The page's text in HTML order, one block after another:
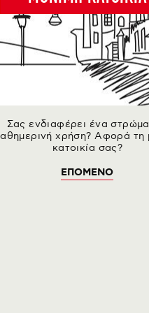
Σας ενδιαφέρει ένα στρώμα
χρήση? Αφορά τη
κατοικία σας?
ΕΠΟΜΕΝΟ